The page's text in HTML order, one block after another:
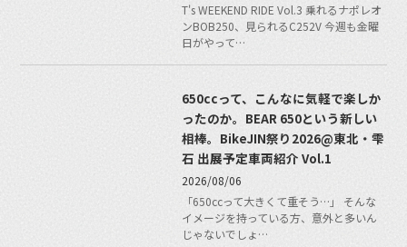
T's WEEKEND RIDE Vol.3 乗れるナポレオ
ンBOB250、見られるC252V 今週も金曜
日がやって…
650ccって、こんなに気軽で楽しか
ったのか。BEAR 650という新しい
相棒。BikeJIN祭り2026@東北・雫
石 出展予定車両紹介 Vol.1
2026/08/06
「650ccって大きくて重そう…」 そんな
イメージを持っている方、意外と多いん
じゃないでしょ…